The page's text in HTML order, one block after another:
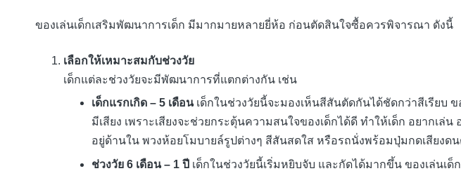
ของเล่นเด็กเสริมพัฒนาการเด็ก มีมากมายหลายยี่ห้อ ก่อนตัดสินใจซื้อควรพิจารณา ดังนี้
เลือกให้เหมาะสมกับช่วงวัย
เด็กแต่ละช่วงวัยจะมีพัฒนาการที่แตกต่างกัน เช่น
เด็กแรกเกิด – 5 เดือนเด็กในช่วงวัยนี้จะมองเห็นสีสันตัดกันได้ชัดกว่าสีเรียบ
มีเสียง เพราะเสียงจะช่วยกระตุ้นความสนใจของเด็กได้ดี ทำให้เด็ก อยากเล่
อยู่ด้านใน พวงห้อยโมบายล์รูปต่างๆ สีสันสดใส หรือรถนั่งพร้อมปุ่มกดเสียงด
ช่วงวัย 6 เดือน – 1 ปี เด็กในช่วงวัยนี้เริ่มหยิบจับ และกัดได้มากขึ้น ของเล่นเด็